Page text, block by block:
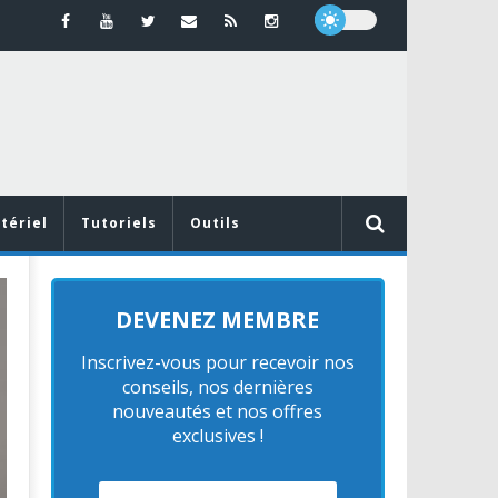
Tutoriels Outils
MATÉRIEL
DEVENEZ MEMBRE
Inscrivez-vous pour recevoir nos
conseils, nos dernières
nouveautés et nos offres
exclusives !